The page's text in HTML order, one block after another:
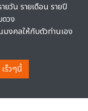
ยวัน รายเดือน รายปี
วง
มงคลให้กับตัวท่านเอง
ร็วๆนี้